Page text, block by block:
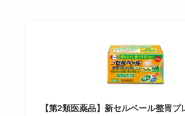
【第2類医薬品】新セルベール整胃プ